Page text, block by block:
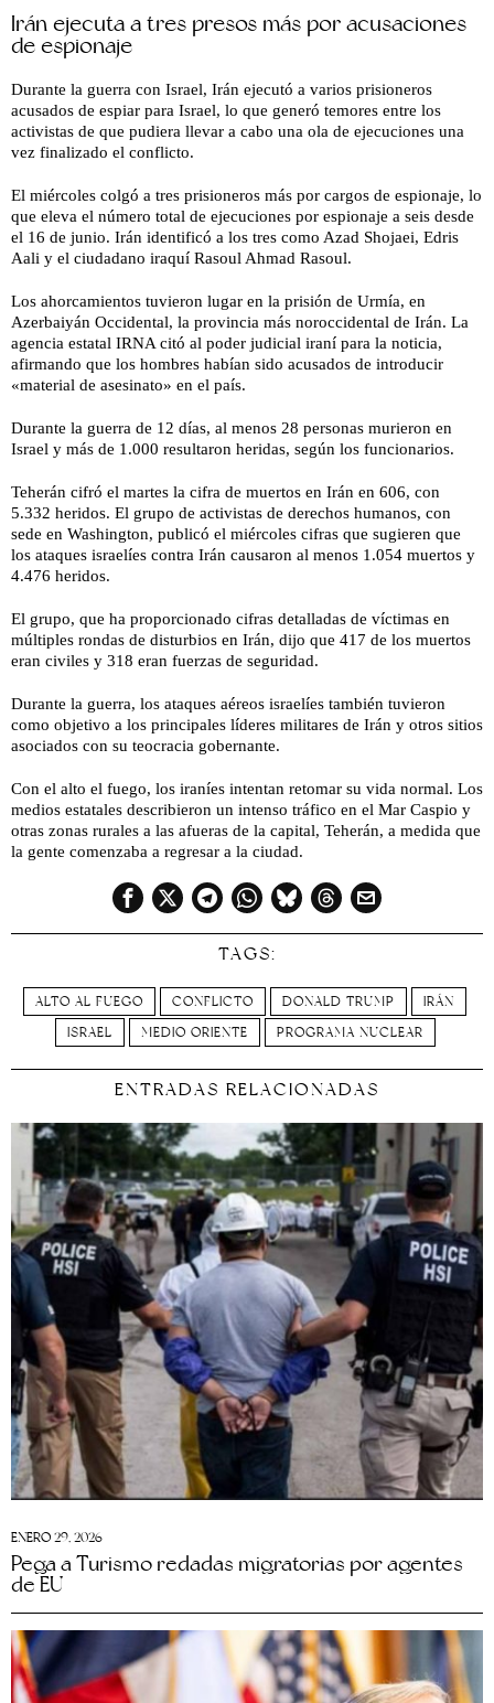
Irán ejecuta a tres presos más por acusaciones
de espionaje
Durante la guerra con Israel, Irán ejecutó a varios prisioneros
acusados ​​de espiar para Israel, lo que generó temores entre los
activistas de que pudiera llevar a cabo una ola de ejecuciones una
vez finalizado el conflicto.
El miércoles colgó a tres prisioneros más por cargos de espionaje, lo
que eleva el número total de ejecuciones por espionaje a seis desde
el 16 de junio. Irán identificó a los tres como Azad Shojaei, Edris
Aali y el ciudadano iraquí Rasoul Ahmad Rasoul.
Los ahorcamientos tuvieron lugar en la prisión de Urmía, en
Azerbaiyán Occidental, la provincia más noroccidental de Irán. La
agencia estatal IRNA citó al poder judicial iraní para la noticia,
afirmando que los hombres habían sido acusados ​​de introducir
«material de asesinato» en el país.
Durante la guerra de 12 días, al menos 28 personas murieron en
Israel y más de 1.000 resultaron heridas, según los funcionarios.
Teherán cifró el martes la cifra de muertos en Irán en 606, con
5.332 heridos. El grupo de activistas de derechos humanos, con
sede en Washington, publicó el miércoles cifras que sugieren que
los ataques israelíes contra Irán causaron al menos 1.054 muertos y
4.476 heridos.
El grupo, que ha proporcionado cifras detalladas de víctimas en
múltiples rondas de disturbios en Irán, dijo que 417 de los muertos
eran civiles y 318 eran fuerzas de seguridad.
Durante la guerra, los ataques aéreos israelíes también tuvieron
como objetivo a los principales líderes militares de Irán y otros sitios
asociados con su teocracia gobernante.
Con el alto el fuego, los iraníes intentan retomar su vida normal. Los
medios estatales describieron un intenso tráfico en el Mar Caspio y
otras zonas rurales a las afueras de la capital, Teherán, a medida que
la gente comenzaba a regresar a la ciudad.
TAGS:
ALTO AL FUEGO CONFLICTO DONALD TRUMP
IRÁN
ISRAEL
MEDIO ORIENTE PROGRAMA NUCLEAR
ENTRADAS RELACIONADAS
ENERO 29, 2026
Pega a Turismo redadas migratorias por agentes
de EU